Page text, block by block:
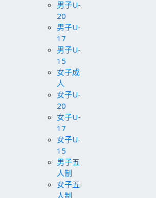
男子U-
20
男子U-
17
男子U-
15
女子成
人
女子U-
20
女子U-
17
女子U-
15
男子五
人制
女子五
人制